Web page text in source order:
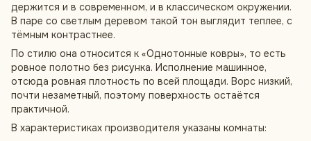
держится и в современном, и в классическом окружении.
В паре со светлым деревом такой тон выглядит теплее, с
тёмным контрастнее.
По стилю она относится к «Однотонные ковры», то есть
ровное полотно без рисунка. Исполнение машинное,
отсюда ровная плотность по всей площади. Ворс низкий,
почти незаметный, поэтому поверхность остаётся
практичной.
В характеристиках производителя указаны комнаты: